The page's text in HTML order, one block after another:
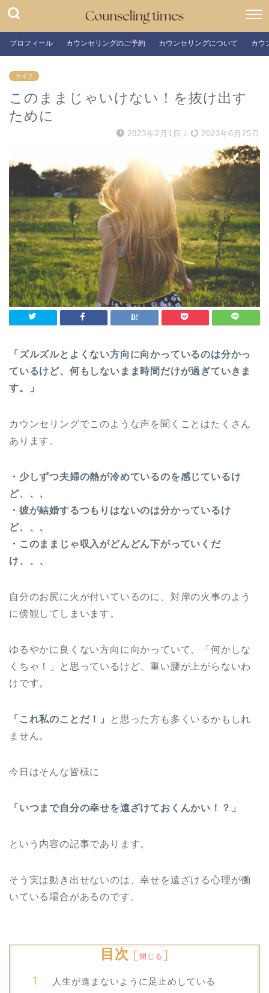
プロフィール カウンセリングのご予約 カウンセリングについて カウ
ライフ
このままじゃいけない！を抜け出す
ために
2023年2月1日 / 2023年6月25日
「ズルズルとよくない方向に向かっているのは分かっ
ているけど、何もしないまま時間だけが過ぎていきま
す。」
カウンセリングでこのような声を聞くことはたくさん
あります。
・少しずつ夫婦の熱が冷めているのを感じているけ
ど、、、
・彼が結婚するつもりはないのは分かっているけ
ど、、、
・このままじゃ収入がどんどん下がっていくだ
け、、、
自分のお尻に火が付いているのに、対岸の火事のよう
に傍観してしまいます。
ゆるやかに良くない方向に向かっていて、「何かしな
くちゃ！」と思っているけど、重い腰が上がらないわ
けです。
「これ私のことだ！」
と思った方も多くいるかもしれ
ません。
今日はそんな皆様に
「いつまで自分の幸せを遠ざけておくんかい！？」
という内容の記事であります。
そう実は動き出せないのは、幸せを遠ざける心理が働
いている場合があるのです。
目次 [ 閉じる ]
人生が進まないように足止めしている